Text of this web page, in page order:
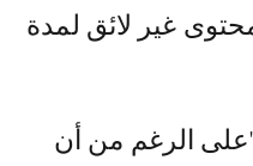
غير لائق لمدة
"على الرغم من أن